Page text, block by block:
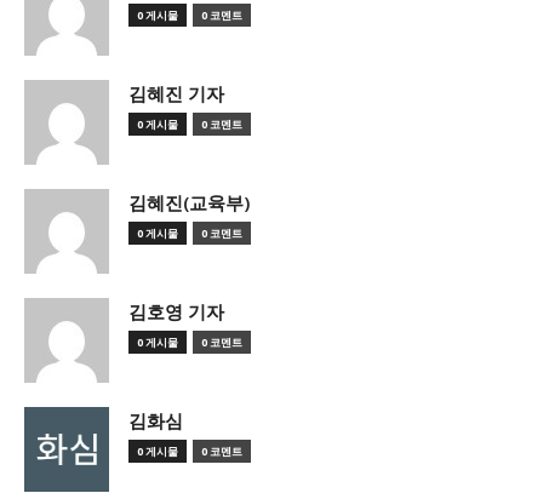
0 게시물 0 코멘트
김혜진 기자
0 게시물 0 코멘트
김혜진(교육부)
0 게시물 0 코멘트
김호영 기자
0 게시물 0 코멘트
김화심
0 게시물 0 코멘트